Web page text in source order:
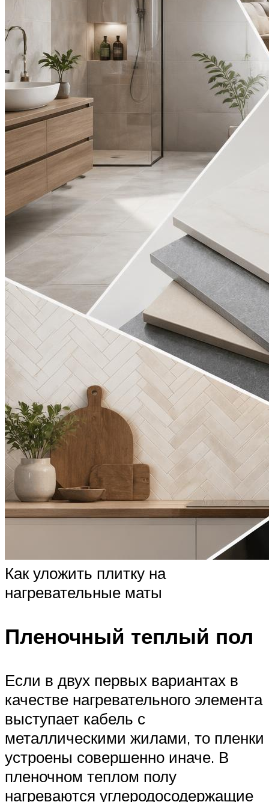
Как уложить плитку на
нагревательные маты
Пленочный теплый пол
Если в двух первых вариантах в
качестве нагревательного элемента
выступает кабель с
металлическими жилами, то пленки
устроены совершенно иначе. В
пленочном теплом полу
нагреваются углеродосодержащие